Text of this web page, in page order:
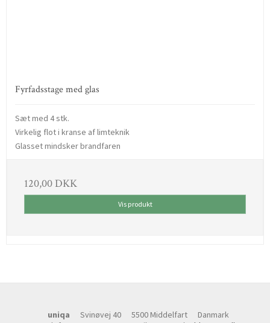
Fyrfadsstage med glas
Sæt med 4 stk.
Virkelig flot i kranse af limteknik
Glasset mindsker brandfaren
120,00 DKK
Vis produkt
uniqa Svinøvej 40 5500 Middelfart
Danmark